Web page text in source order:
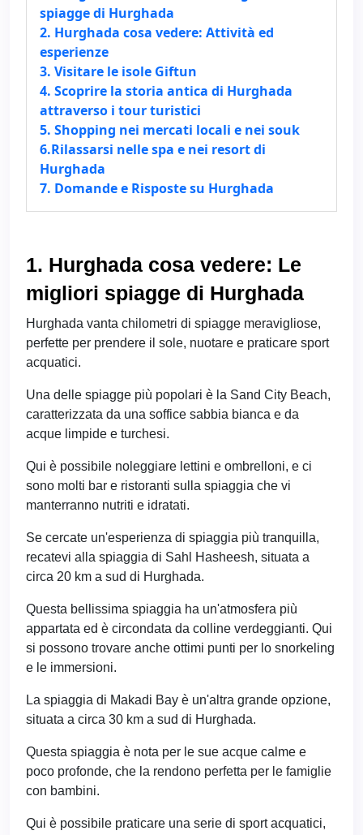
spiagge di Hurghada
2. Hurghada cosa vedere: Attività ed
esperienze
3. Visitare le isole Giftun
4. Scoprire la storia antica di Hurghada
attraverso i tour turistici
5. Shopping nei mercati locali e nei souk
6.Rilassarsi nelle spa e nei resort di
Hurghada
7. Domande e Risposte su Hurghada
1. Hurghada cosa vedere: Le
migliori spiagge di Hurghada
Hurghada vanta chilometri di spiagge meravigliose,
perfette per prendere il sole, nuotare e praticare sport
acquatici.
Una delle spiagge più popolari è la Sand City Beach,
caratterizzata da una soffice sabbia bianca e da
acque limpide e turchesi.
Qui è possibile noleggiare lettini e ombrelloni, e ci
sono molti bar e ristoranti sulla spiaggia che vi
manterranno nutriti e idratati.
Se cercate un'esperienza di spiaggia più tranquilla,
recatevi alla spiaggia di Sahl Hasheesh, situata a
circa 20 km a sud di Hurghada.
Questa bellissima spiaggia ha un'atmosfera più
appartata ed è circondata da colline verdeggianti. Qui
si possono trovare anche ottimi punti per lo snorkeling
e le immersioni.
La spiaggia di Makadi Bay è un'altra grande opzione,
situata a circa 30 km a sud di Hurghada.
Questa spiaggia è nota per le sue acque calme e
poco profonde, che la rendono perfetta per le famiglie
con bambini.
Qui è possibile praticare una serie di sport acquatici,